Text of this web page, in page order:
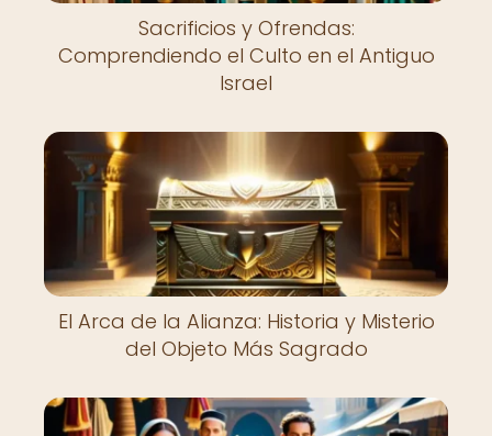
Sacrificios y Ofrendas:
Comprendiendo el Culto en el Antiguo
Israel
El Arca de la Alianza: Historia y Misterio
del Objeto Más Sagrado